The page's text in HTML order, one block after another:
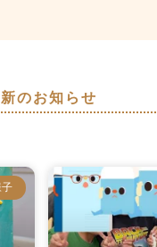
のお知らせ